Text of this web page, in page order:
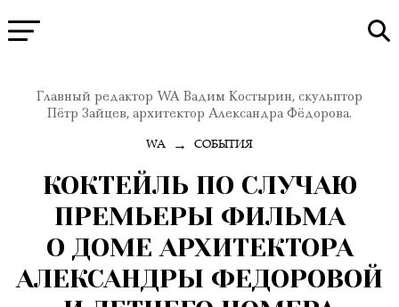
Главный редактор WA Вадим Костырин, скульптор
Пётр Зайцев, архитектор Александра Фёдорова.
WA → СОБЫТИЯ
КОКТЕЙЛЬ ПО СЛУЧАЮ
ПРЕМЬЕРЫ ФИЛЬМА
О ДОМЕ АРХИТЕКТОРА
АЛЕКСАНДРЫ ФЕДОРОВОЙ